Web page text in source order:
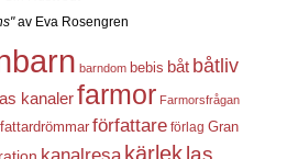
av Eva Rosengren
barndom bebis båt båtliv
kanalerfarmor Farmorsfrågan
författare förlag Gran
kanalresa kärleklas